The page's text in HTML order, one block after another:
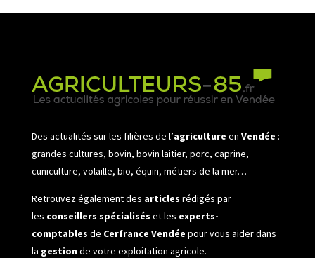
Des actualités sur les filières de l’agriculture en Vendée :
grandes cultures, bovin, bovin laitier, porc, caprine,
cuniculture, volaille, bio, équin, métiers de la mer…
Retrouvez également des articles rédigés par
les conseillers spécialisés et les experts-
comptables de Cerfrance Vendée pour vous aider dans
la gestionde votre exploitation agricole.